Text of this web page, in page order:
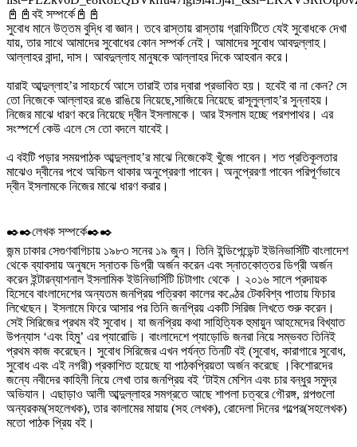
📓📓বই সম্পর্কে📓📓
সুবোধ মানে উত্তম বুদ্ধি বা জ্ঞান। তবে রাস্তায় রাস্তায় গ্রাফিটিতে যেই সুবোধকে দেখা
যায়, তার সাথে আমাদের সুবোধের কোন সম্পর্ক নেই। আমাদের সুবোধ আবদুল্লাহ।
আল্লাহর বান্দা, দাস। আবদুল্লাহ মানুষকে আল্লাহর দিকে আহবান করে।
যারাই আব্দুল্লাহ’র সাহচর্যে আসে তারাই তার দ্বারা প্রভাবিত হয়। হবেই বা না কেন? সে
তো নিজেকে আল্লাহর রঙে রাঙিয়ে নিয়েছে,সাজিয়ে নিয়েছে রাসূলুল্লাহ’র সুন্নাহয়।
নিজের মাঝে ধারণ করে নিয়েছে দ্বীন ইসলামকে। আর ইসলাম হচ্ছে পরশপাথর। এর
সংস্পর্শে কেউ এলে সে তো বদলে যাবেই।
এ বইটি পড়ার সময়পাঠক আব্দুল্লাহ’র মাঝে নিজেকেই খুঁজে পাবেন। শত প্রতিকূলতার
মাঝেও দ্বীনের পথে অবিচল থাকার অনুপ্রেরণা পাবেন। অনুপ্রেরণা পাবেন পরিপূর্ণভাবে
দ্বীন ইসলামকে নিজের মাঝে ধারণ করার।
✒️✒️লেখক সম্পর্কে✒️✒️
জন্ম ঢাকার সেগুণবাগিচায় ১৯৮৩ সনের ১৯ জুন। তিনি ইন্ডিপেন্ডেন্ট ইউনিভার্সিটি বাংলাদেশ
থেকে ব্যাবসায় অনুষদে স্নাতক ডিগ্রী অর্জন করেন এবং স্নাতকোত্তর ডিগ্রী অর্জন
করেন ইন্টারন্যাশনাল ইসলামিক ইউনিভার্সিটি চিটাগাং থেকে । ২০১৬ সালে প্রদায়ক
হিসেবে বাংলাদেশের অন্যতম জনপ্রিয় পত্রিকা কালের কণ্ঠের টেকবিশ্ব পাতায় ফিচার
লিখেছেন। ইসলামে ফিরে আসার পর তিনি জনপ্রিয় একটি সিরিজ লিখতে শুরু করেন।
সেই সিরিজের প্রথম বই সুবোধ। যা জনপ্রিয় কথা সাহিত্যিক হুমায়ুন আহমেদের বিখ্যাত
উপন্যাস ‘এবং হিমু’ এর প্যারোডি। বাংলাদেশে প্যাড়োডি জনরা নিয়ে সম্ভবত তিনিই
প্রথম কাজ করেছেন। সুবোধ সিরিজের এখন পর্যন্ত তিনটি বই (সুবোধ, কারাগারে সুবোধ,
সুবোধ এবং এই নগরী) প্রকাশিত হয়েছে যা পাঠকপ্রিয়তা অর্জন করেছে ।কিশোরদের
জন্যে নবীদের কাহিনী নিয়ে লেখা তার জনপ্রিয় বই ‘টাইম মেশিন এবং চার বন্ধুর সমুদ্র
অভিযান। এছাড়াও আলী আব্দুল্লাহর সমগ্রতে আছে শাপলা চত্বরে গৌরঙ্গ, গল্পগুলো
অন্যরকম(সহলেখক), তার কালামের মায়ায় (সহ লেখক), রোদেলা দিনের গল্পের(সহলেখক)
মতো পাঠক প্রিয় বই।